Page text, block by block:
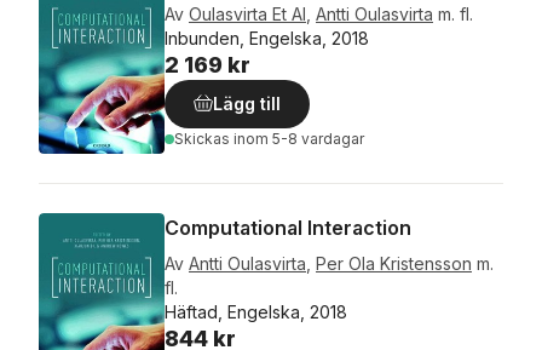
Av Oulasvirta Et Al Antti Oulasvirta m. fl.
Inbunden, Engelska, 2018
2 169 kr
Lägg till
Skickas inom 5-8 vardagar
Computational Interaction
Av Antti Oulasvirta Per Ola Kristensson m.
fl.
Häftad, Engelska, 2018
844 kr